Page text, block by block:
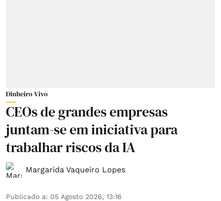
Dinheiro Vivo
CEOs de grandes empresas
juntam-se em iniciativa para
trabalhar riscos da IA
Margarida Vaqueiro Lopes
Publicado a: 05 Agosto 2026, 13:16